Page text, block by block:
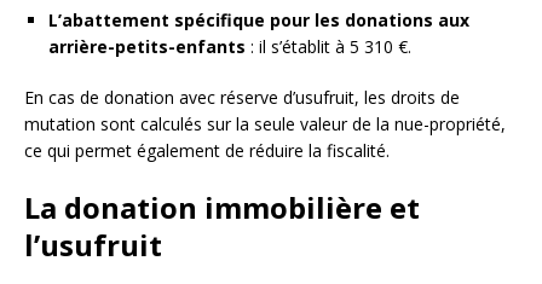
L’abattement spécifique pour les donations aux
arrière-petits-enfants : il s’établit à 5 310 €.
En cas de donation avec réserve d’usufruit, les droits de
mutation sont calculés sur la seule valeur de la nue-propriété,
ce qui permet également de réduire la fiscalité.
La donation immobilière et
l’usufruit